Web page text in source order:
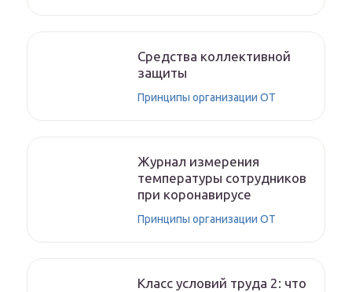
Средства коллективной
защиты
Принципы организации ОТ
Журнал измерения
температуры сотрудников
при коронавирусе
Принципы организации ОТ
Класс условий труда 2: что